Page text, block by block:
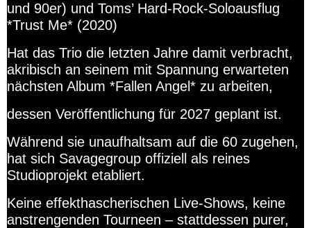
und 90er) und Toms’ Hard-Rock-Soloausflug
*Trust Me* (2020)
Hat das Trio die letzten Jahre damit verbracht,
akribisch an seinem mit Spannung erwarteten
nächsten Album *Fallen Angel* zu arbeiten,
dessen Veröffentlichung für 2027 geplant ist.
Während sie unaufhaltsam auf die 60 zugehen,
hat sich Savagegroup offiziell als reines
Studioprojekt etabliert.
Keine effekthascherischen Live-Shows, keine
anstrengenden Tourneen – stattdessen purer,